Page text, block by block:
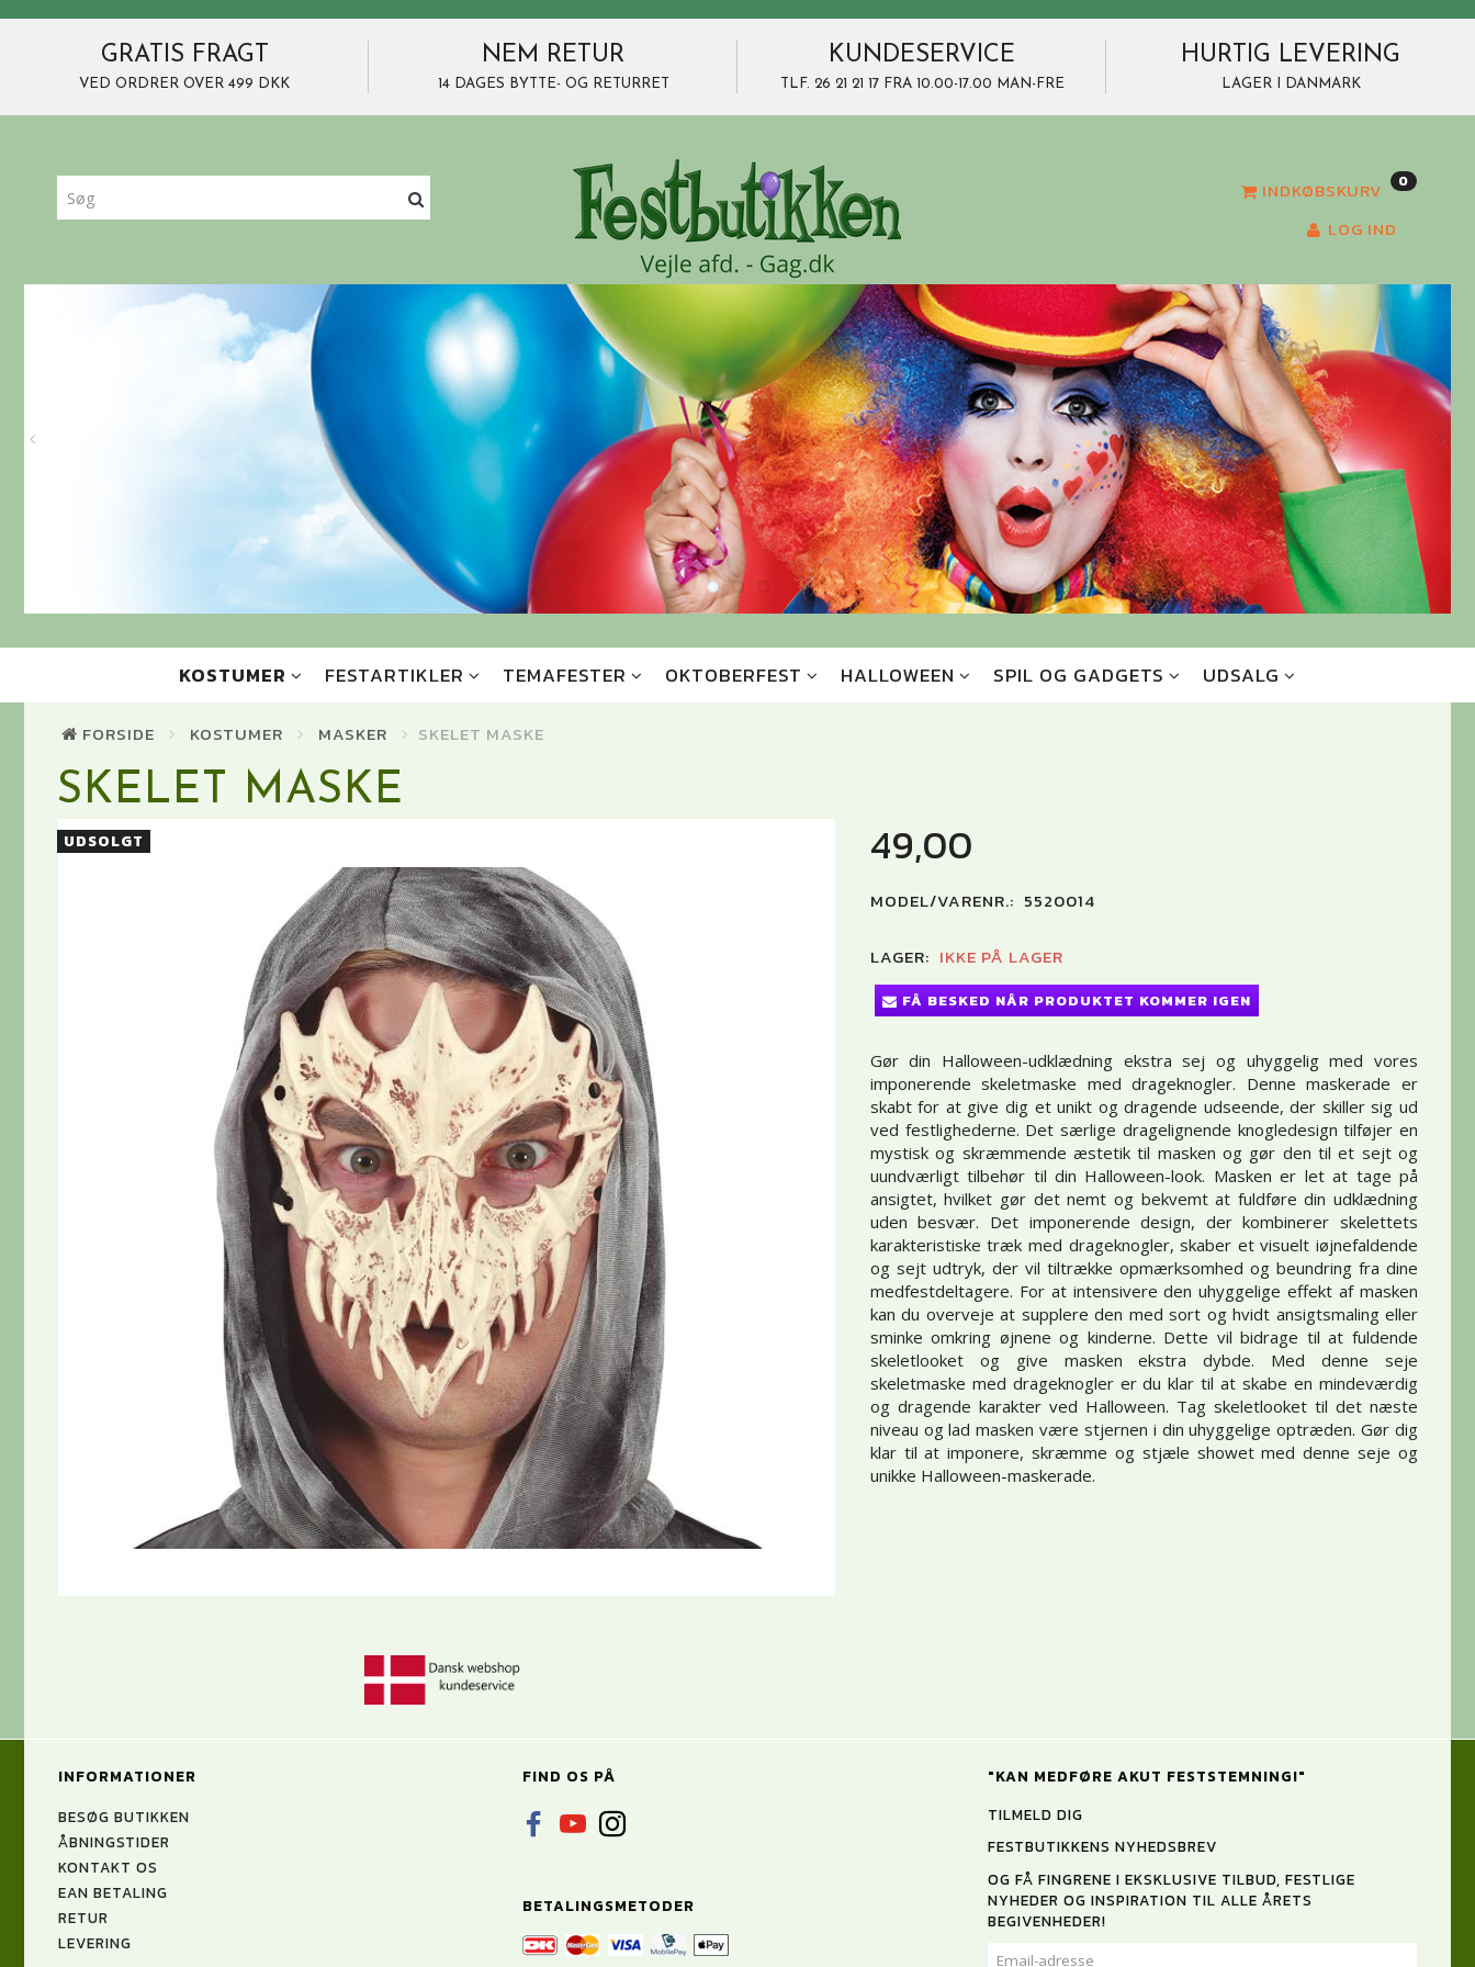
GRATIS FRAGT
VED ORDRER OVER 499 DKK
NEM RETUR
14 DAGES BYTTE- OG RETURRET
KUNDESERVICE
TLF. 26 21 21 17 FRA 10.00-17.00 MAN-FRE
HURTIG LEVERING
LAGER I DANMARK
INDKØBSKURV 0
LOG IND
KOSTUMER FESTARTIKLER TEMAFESTER OKTOBERFEST HALLOWEEN SPIL OG GADGETS UDSALG
FORSIDE KOSTUMER MASKER SKELET MASKE
SKELET MASKE
UDSOLGT 49,00
MODEL/VARENR.: 5520014
LAGER: IKKE PÅ LAGER
FÅ BESKED NÅR PRODUKTET KOMMER IGEN
Gør din Halloween-udklædning ekstra sej og uhyggelig med vores
imponerende skeletmaske med drageknogler. Denne maskerade er
skabt for at give dig et unikt og dragende udseende, der skiller sig ud
ved festlighederne. Det særlige dragelignende knogledesign tilføjer en
mystisk og skræmmende æstetik til masken og gør den til et sejt og
uundværligt tilbehør til din Halloween-look. Masken er let at tage på
ansigtet, hvilket gør det nemt og bekvemt at fuldføre din udklædning
uden besvær. Det imponerende design, der kombinerer skelettets
karakteristiske træk med drageknogler, skaber et visuelt iøjnefaldende
og sejt udtryk, der vil tiltrække opmærksomhed og beundring fra dine
medfestdeltagere. For at intensivere den uhyggelige effekt af masken
kan du overveje at supplere den med sort og hvidt ansigtsmaling eller
sminke omkring øjnene og kinderne. Dette vil bidrage til at fuldende
skeletlooket og give masken ekstra dybde. Med denne seje
skeletmaske med drageknogler er du klar til at skabe en mindeværdig
og dragende karakter ved Halloween. Tag skeletlooket til det næste
niveau og lad masken være stjernen i din uhyggelige optræden. Gør dig
klar til at imponere, skræmme og stjæle showet med denne seje og
unikke Halloween-maskerade.
INFORMATIONER
BESØG BUTIKKEN
ÅBNINGSTIDER
KONTAKT OS
EAN BETALING
RETUR
LEVERING
FIND OS PÅ
BETALINGSMETODER
"KAN MEDFØRE AKUT FESTSTEMNING!"
TILMELD DIG
FESTBUTIKKENS NYHEDSBREV
OG FÅ FINGRENE I EKSKLUSIVE TILBUD, FESTLIGE
NYHEDER OG INSPIRATION TIL ALLE ÅRETS
BEGIVENHEDER!
EMAIL-